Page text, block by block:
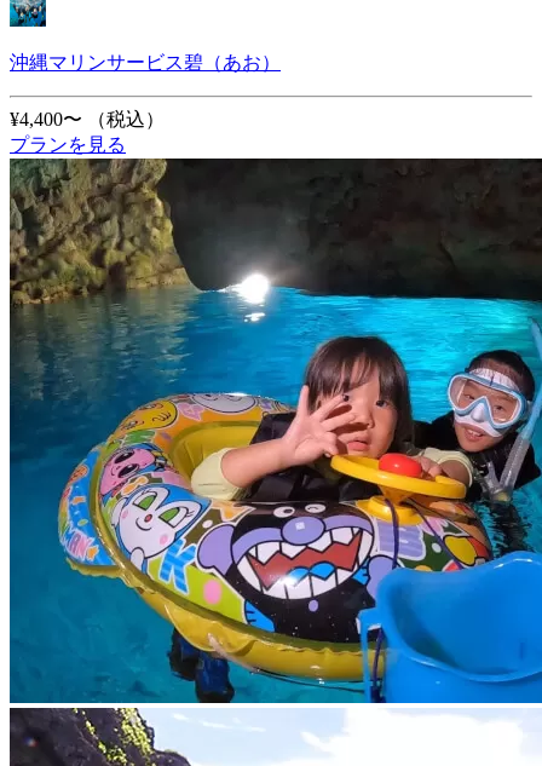
沖縄マリンサービス碧（あお）
¥4,400〜
（税込）
プランを見る